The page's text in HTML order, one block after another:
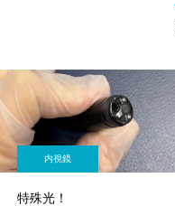
内視鏡
特殊光！